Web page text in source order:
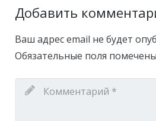
Добавить
Ваш адрес email не будет
Обязательные поля помечены